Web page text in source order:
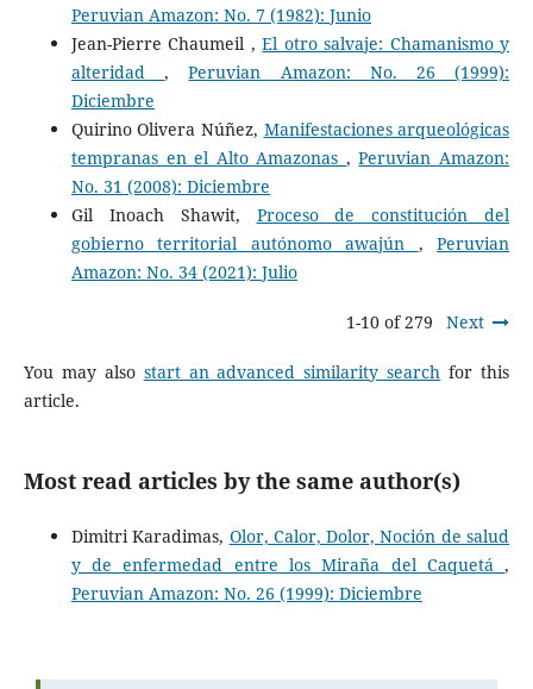
Peruvian Amazon: No. 7 (1982): Junio
Jean-Pierre Chaumeil ,El otro salvaje: Chamanismo y
alteridad,Peruvian Amazon: No. 26 (1999):
Diciembre
Quirino Olivera Núñez, Manifestaciones arqueológicas
tempranas en el Alto Amazonas ,Peruvian Amazon:
No. 31 (2008): Diciembre
Gil Inoach Shawit, Proceso de constitución del
gobierno territorial autónomo awajún ,Peruvian
Amazon: No. 34 (2021): Julio
1-10 of 279 Next
You may also start an advanced similarity search for this
article.
Most read articles by the same author(s)
Dimitri Karadimas, Olor, Calor, Dolor, Noción de salud
y de enfermedad entre los Miraña del Caquetá,
Peruvian Amazon: No. 26 (1999): Diciembre